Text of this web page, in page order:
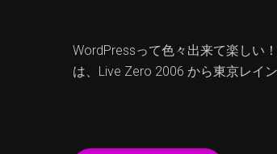
WordPressって色々出来て楽しい
は、Live Zero 2006 から東京レイ